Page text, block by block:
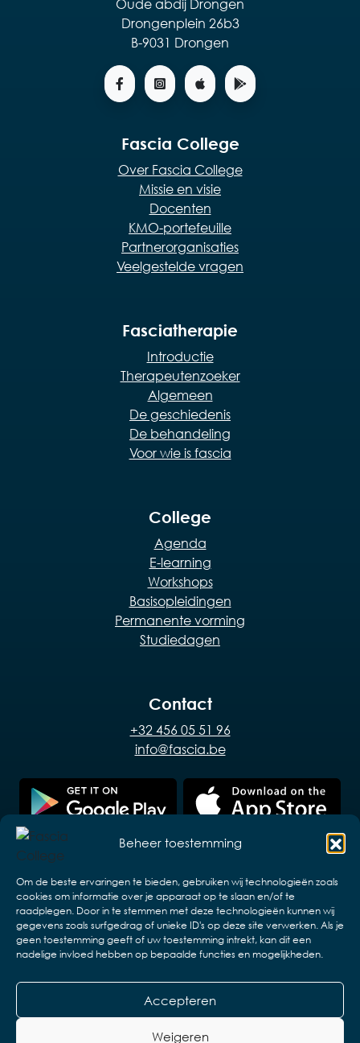
Beheer toestemming
Om de beste ervaringen te bieden, gebruiken wij technologieën zoals
cookies om informatie over je apparaat op te slaan en/of te
raadplegen. Door in te stemmen met deze technologieën kunnen wij
gegevens zoals surfgedrag of unieke ID's op deze site verwerken. Als je
geen toestemming geeft of uw toestemming intrekt, kan dit een
nadelige invloed hebben op bepaalde functies en mogelijkheden.
Accepteren
Weigeren
Drongenplein 26b3
B-9031 Drongen
Fascia College
Over Fascia College
Missie en visie
Docenten
KMO-portefeuille
Partnerorganisaties
Veelgestelde vragen
Fasciatherapie
Introductie
Therapeutenzoeker
Algemeen
De geschiedenis
De behandeling
Voor wie is fascia
College
Agenda
E-learning
Workshops
Basisopleidingen
Permanente vorming
Studiedagen
Contact
+32 456 05 51 96
info@fascia.be
Copyright © 2026 VZW ELB en associaties.
Design & realisatie:Web & App Easy